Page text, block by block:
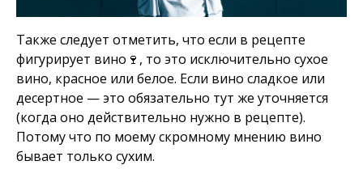
Также следует отметить, что если в рецепте
фигурирует вино🍷, то это исключительно сухое
вино, красное или белое. Если вино сладкое или
десертное — это обязательно тут же уточняется
(когда оно действительно нужно в рецепте).
Потому что по моему скромному мнению вино
бывает только сухим.